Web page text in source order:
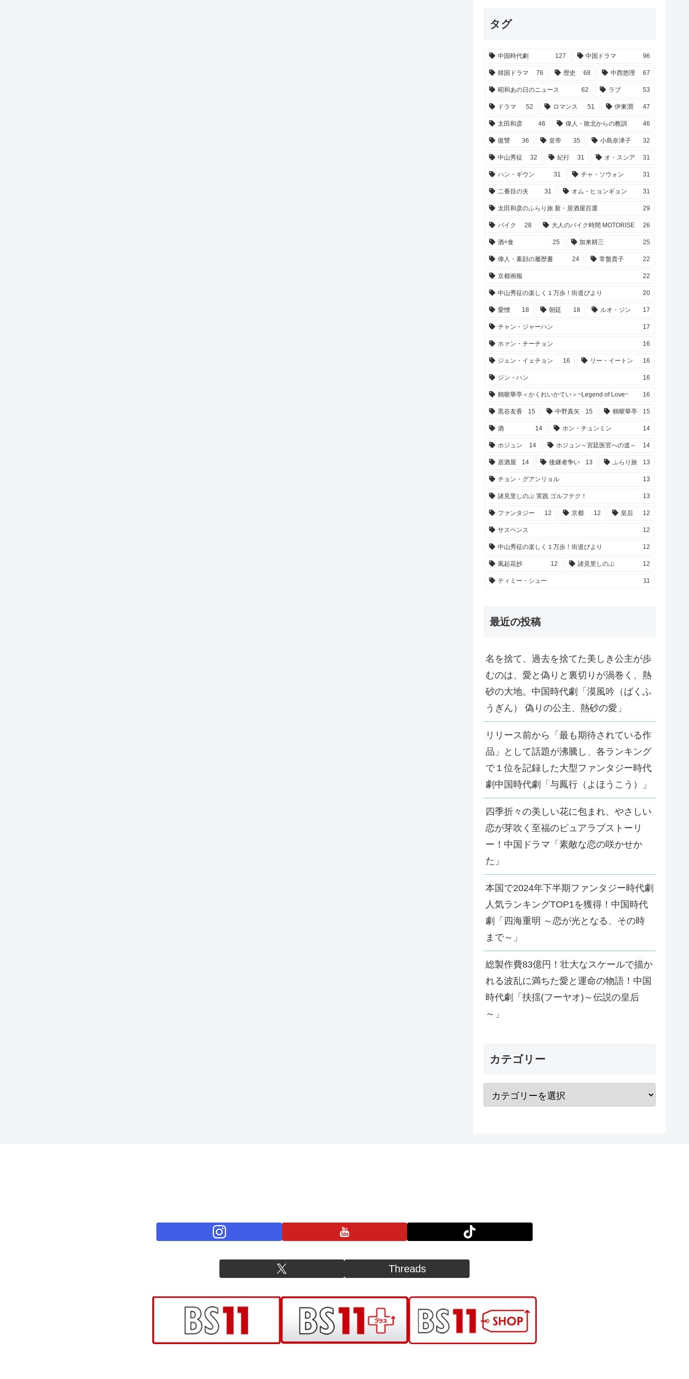
タグ
中国時代劇 127 中国ドラマ 96
韓国ドラマ 76 歴史 68 中西悠理 67
昭和あの日のニュース 62 ラブ 53
ドラマ 52 ロマンス 51 伊東潤 47
太田和彦 46 偉人・敗北からの教訓 46
復讐 36 皇帝 35 小島奈津子 32
中山秀征 32 紀行 31 オ・スンア 31
ハン・ギウン 31 チャ・ソウォン 31
二番目の夫 31 オム・ヒョンギョン 31
太田和彦のふらり旅 新・居酒屋百選 29
バイク 28 大人のバイク時間 MOTORISE 26
酒×食 25 加来耕三 25
偉人・素顔の履歴書 24 常盤貴子 22
京都画報 22
中山秀征の楽しく１万歩！街道びより 20
愛憎 18 朝廷 18 ルオ・ジン 17
チャン・ジャーハン 17
ホァン・チーチョン 16
ジェン・イェチョン 16 リー・イートン 16
ジン・ハン 16
鶴唳華亭＜かくれいかてい＞~Legend of Love~ 16
黒谷友香 15 中野真矢 15 鶴唳華亭 15
酒 14 ホン・チュンミン 14
ホジュン 14 ホジュン～宮廷医官への道～ 14
居酒屋 14 後継者争い 13 ふらり旅 13
チョン・グアンリョル 13
諸見里しのぶ 実践 ゴルフテク！ 13
ファンタジー 12 京都 12 皇后 12
サスペンス 12
中山秀征の楽しく１万歩！街道びより 12
風起花抄 12 諸見里しのぶ 12
ティミー・シュー 11
最近の投稿
名を捨て、過去を捨てた美しき公主が歩
むのは、愛と偽りと裏切りが渦巻く、熱
砂の大地。中国時代劇「漠風吟（ばくふ
うぎん） 偽りの公主、熱砂の愛」
リリース前から「最も期待されている作
品」として話題が沸騰し、各ランキング
で１位を記録した大型ファンタジー時代
劇中国時代劇「与鳳行（よほうこう）」
四季折々の美しい花に包まれ、やさしい
恋が芽吹く至福のピュアラブストーリ
ー！中国ドラマ「素敵な恋の咲かせか
た」
本国で2024年下半期ファンタジー時代劇
人気ランキングTOP1を獲得！中国時代
劇「四海重明 ～恋が光となる、その時
まで～」
総製作費83億円！壮大なスケールで描か
れる波乱に満ちた愛と運命の物語！中国
時代劇「扶揺(フーヤオ)～伝説の皇后
～」
カテゴリー
Threads